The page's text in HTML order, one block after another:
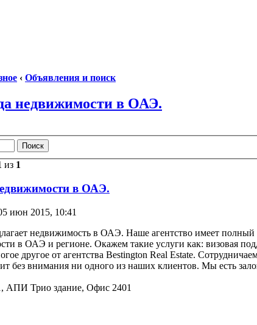
‹ Объявления и поиск
недвижимости в ОАЭ.
из 1
в ОАЭ.
июн 2015, 10:41
недвижимость в ОАЭ. Наше агентство имеет
в ОАЭ и регионе. Окажем такие услуги как: визовая
другое от агентства Bestington Real Estate.
без внимания ни одного из наших клиентов. Мы есть
АПИ Трио здание, Офис 2401